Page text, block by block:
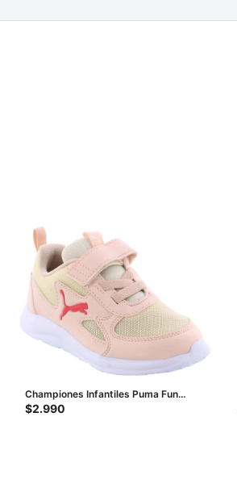
Championes Infantiles Puma Fun
Racer Kids - Rosa - Amarillo
$2.990